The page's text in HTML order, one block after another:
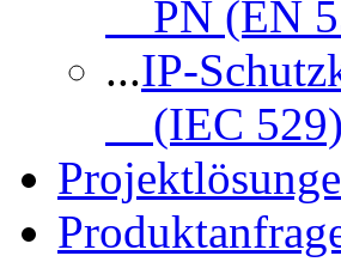
PN (EN
...IP-
(IEC 529)